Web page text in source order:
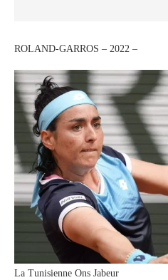
ROLAND-GARROS – 2022 –
La Tunisienne Ons Jabeur